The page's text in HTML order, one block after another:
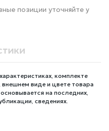
позиции уточняйте у
комплекте
внешнем виде и цвете товара
на последних,
сведениях.